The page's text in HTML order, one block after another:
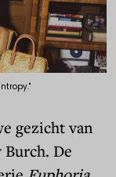
gezicht van
De